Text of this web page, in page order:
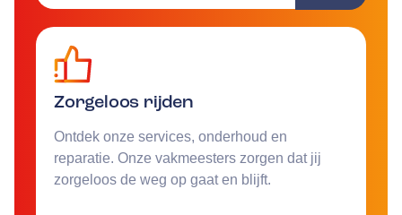
Zorgeloos rijden
Ontdek onze services, onderhoud en
reparatie. Onze vakmeesters zorgen dat jij
zorgeloos de weg op gaat en blijft.